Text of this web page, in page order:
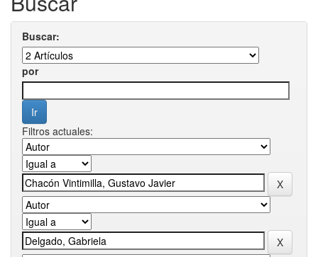
Buscar:
por
Filtros actuales: